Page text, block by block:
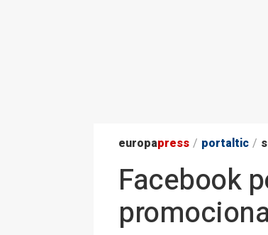
europapress / portaltic /
Facebook